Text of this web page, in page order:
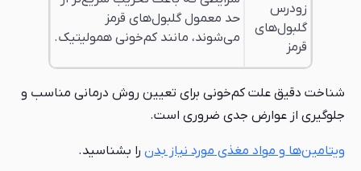
زودرس
گلبول‌های
قرمز
حد معمول گلبول‌های قرمز
می‌شوند، مانند کم‌خونی همولیتیک.
شناخت دقیق علت کم‌خونی برای تعیین روش درمانی مناسب و
جلوگیری از عوارض جدی ضروری است.
ویتامین‌ها و مواد مغذی مورد نیاز بدن را بشناسید.